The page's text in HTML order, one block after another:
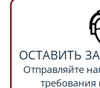
ОСТАВИТЬ
Отправляйте